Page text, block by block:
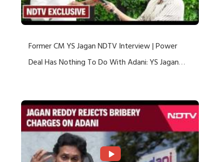
Former CM YS Jagan NDTV Interview | Power
Deal Has Nothing To Do With Adani: YS Jagan